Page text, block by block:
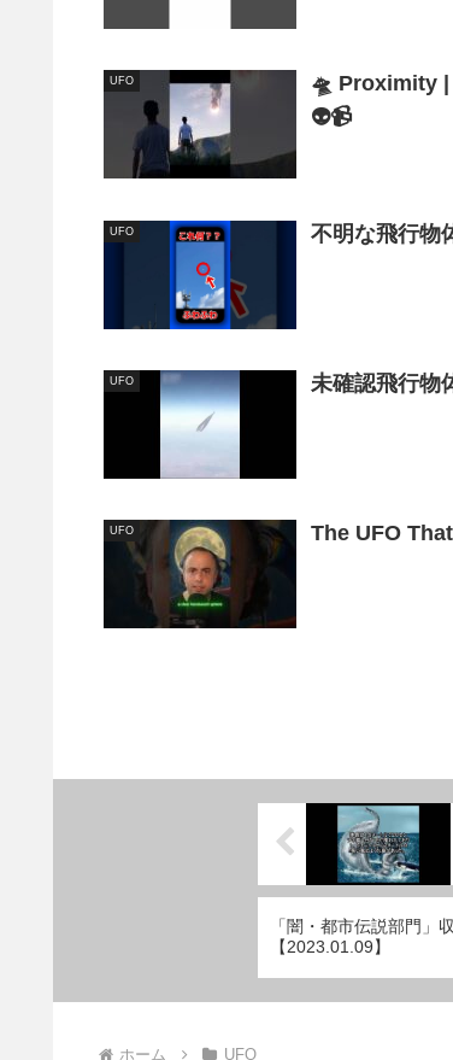
UFO
🛸 Proximity
👽📹
UFO 不明な飛行
UFO 未確認飛行物
UFO The UFO
「闇・都市伝説部門」
【2023.01.09】
ホーム UFO